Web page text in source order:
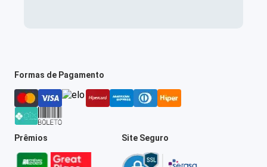
Formas de Pagamento
Prêmios Site Seguro